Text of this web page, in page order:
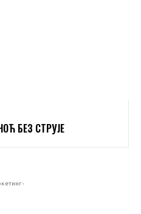
БЕЗ СТРУЈЕ
-